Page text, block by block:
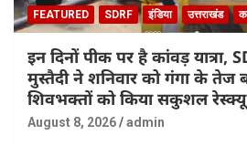
FEATURED SDRF इंडिया उत्तराखंड
इन दिनों पीक पर है कांवड़ यात्रा,
मुस्तैदी ने शनिवार को गंगा के तेज
शिवभक्तों को किया सकुशल रेस्क्यू
August 8, 2026 admin